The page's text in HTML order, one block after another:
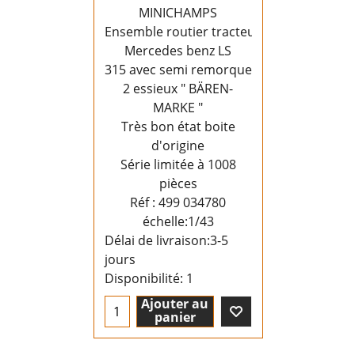
MINICHAMPS
Ensemble routier tracteur
Mercedes benz LS
315 avec semi remorque fourgon
2 essieux " BÄREN-
MARKE "
Très bon état boite
d'origine
Série limitée à 1008
pièces
Réf : 499 034780
échelle:1/43
Délai de livraison:3-5
jours
Disponibilité: 1
Ajouter au
panier